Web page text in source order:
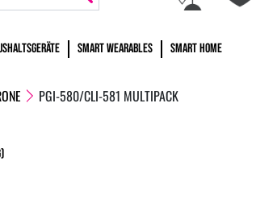
SMART WEARABLES SMART HOME
PGI-580/CLI-581 MULTIPACK